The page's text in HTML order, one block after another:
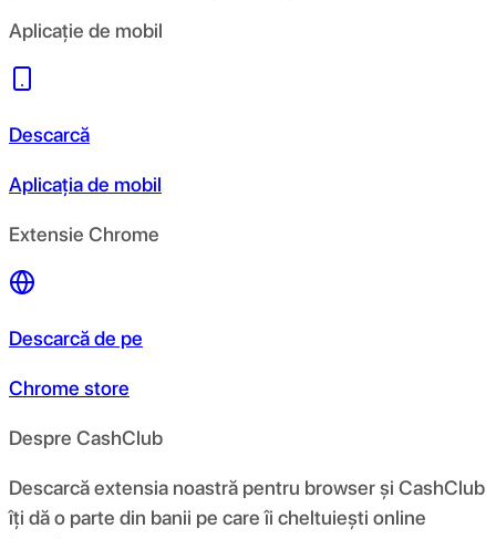
Aplicație de mobil
Descarcă
Aplicația de mobil
Extensie Chrome
Descarcă de pe
Chrome store
Despre CashClub
Descarcă extensia noastră pentru browser și CashClub
îți dă o parte din banii pe care îi cheltuiești online